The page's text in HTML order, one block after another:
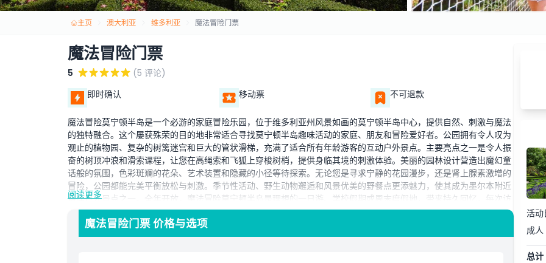
主页 澳大利亚 维多利亚 魔法冒险门票
魔法冒险门票
5
(5 评论)
即时确认
移动票 不可退款
魔法冒险莫宁顿半岛是一个必游的家庭冒险乐园，位于维多利亚州风景如画的莫宁顿半岛中心，提供自然、刺激与魔法
的独特融合。这个屡获殊荣的目的地非常适合寻找莫宁顿半岛趣味活动的家庭、朋友和冒险爱好者。公园拥有令人叹为
观止的植物园、复杂的树篱迷宫和巨大的管状滑梯，充满了适合所有年龄游客的互动户外景点。主要亮点之一是令人振
奋的树顶冲浪和滑索课程，让您在高绳索和飞狐上穿梭树梢，提供身临其境的刺激体验。美丽的园林设计营造出魔幻童
话般的氛围，色彩斑斓的花朵、艺术装置和隐藏的小径等待探索。无论您是寻求宁静的花园漫步，还是肾上腺素激增的
冒险，公园都能完美平衡放松与刺激。季节性活动、野生动物邂逅和风景优美的野餐点更添魅力，使其成为墨尔本附近
最佳户外景点之一。全年开放，魔法冒险莫宁顿半岛是理想的一日游、学校假期或周末度假地，带来持久回忆，每次访
问都充满魔法。
阅读更多
魔法冒险门票 价格与选项
活动
成人
总计